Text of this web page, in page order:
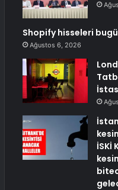
Shopify hisseleri
Ağustos 6, 2026
İSKİ